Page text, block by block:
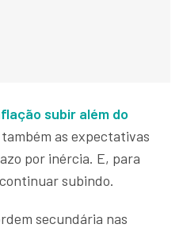
subir além do
as expectativas
por inércia. E, para
subindo.
secundária nas